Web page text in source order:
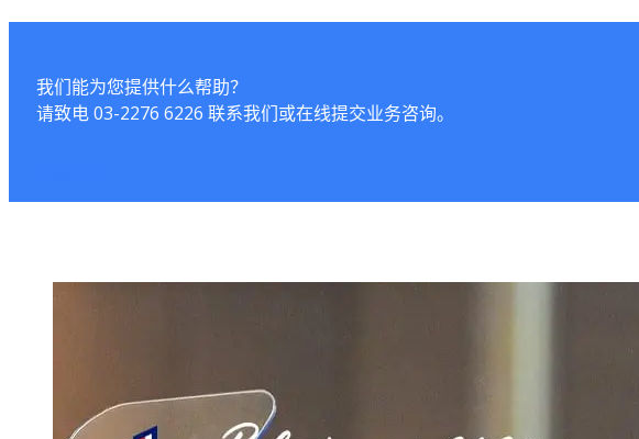
我们能为您提供什么帮助？
请致电 03-2276 6226 联系我们或在线提交业务咨询。